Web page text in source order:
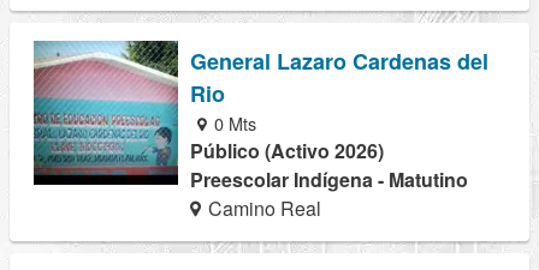
General Lazaro Cardenas del
Rio
0 Mts
Público (Activo 2026)
Preescolar Indígena - Matutino
Camino Real